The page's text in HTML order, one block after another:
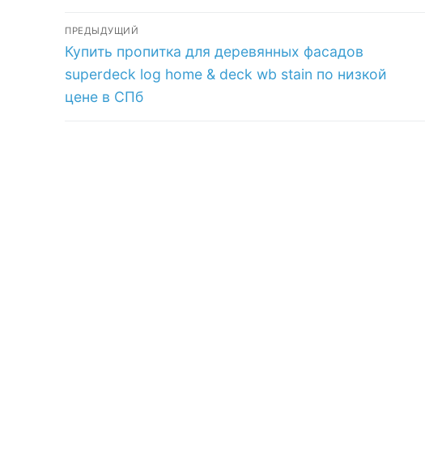
Полиуретан Orac
Decor по низкой
цене в интернет-
магазине
Навигация
по
записям
ПРЕДЫДУЩИЙ
Предыдущая
запись:
Купить пропитка для деревянных фасадов
superdeck log home & deck wb stain по низкой
цене в СПб